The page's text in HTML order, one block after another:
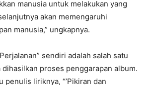
manusia untuk melakukan yang
akan memengaruhi
manusia,” ungkapnya.
sendiri adalah salah satu
proses penggarapan album.
penulis liriknya, “’Pikiran dan